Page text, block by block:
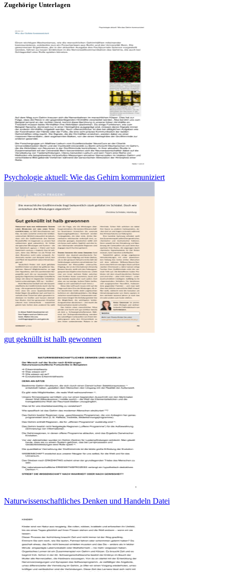
Zugehörige Unterlagen
Psychologie aktuell: Wie das Gehirn kommuniziert
gut geknüllt ist halb gewonnen
Naturwissenschaftliches Denken und Handeln Datei